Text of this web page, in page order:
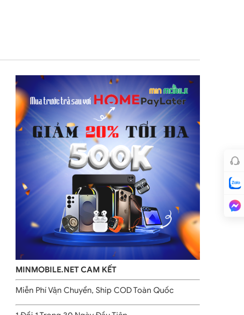
MINMOBILE.NET CAM KẾT
Miễn Phí Vận Chuyển, Ship COD Toàn Quốc